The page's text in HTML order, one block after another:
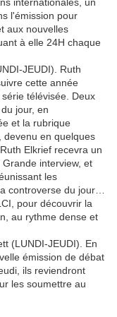
l'émission pour
aux nouvelles
à elle 24H chaque
JEUDI). Ruth
cette année
télévisée. Deux
jour, en
et la rubrique
devenu en quelques
Elkrief recevra un
interview, et
les
controverse du jour…
pour découvrir la
au rythme dense et
(LUNDI-JEUDI). En
émission de débat
ils reviendront
les soumettre au